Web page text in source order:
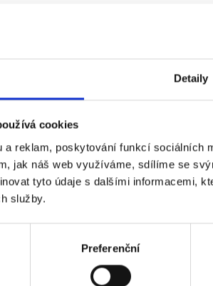
Detaily
cookies
a reklam, poskytování funkcí
jak náš web využíváme, sdílíme se
tyto údaje s dalšími informacemi,
služby.
Preferenční